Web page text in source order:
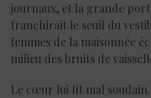
journaux, et la grande
franchirait le seuil du
femmes de la maisonnée
milieu des bruits de
Le cœur lui fit mal